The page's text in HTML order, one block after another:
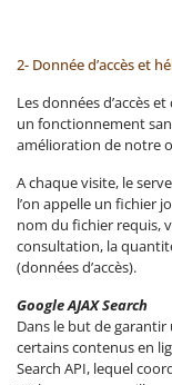
2- Donnée d’accès et
Les données d’accès
un fonctionnement
amélioration de notre
A chaque visite, le
l’on appelle un fichier
nom du fichier requis,
consultation, la
(données d’accès).
Google AJAX Search
Dans le but de
certains contenus en
Search API, lequel